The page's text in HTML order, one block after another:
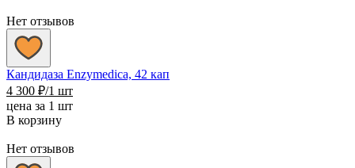
Нет отзывов
Кандидаза Enzymedica, 42 кап
4 300 ₽/1 шт
цена за 1 шт
В корзину
Нет отзывов